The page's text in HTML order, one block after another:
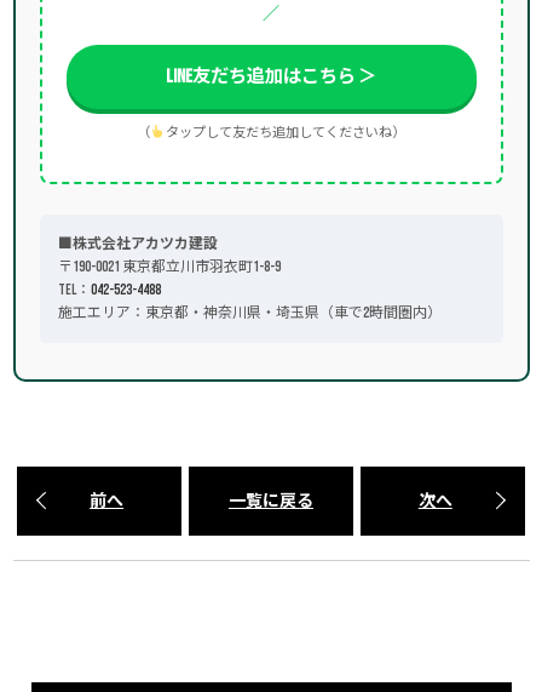
／
LINE友だち追加はこちら ＞
（ タップして友だち追加してくださいね）
■株式会社アカツカ建設
〒190-0021 東京都立川市羽衣町1-8-9
TEL： 042-523-4488
施工エリア：東京都・神奈川県・埼玉県（車で2時間圏内）
前へ 一覧に戻る 次へ